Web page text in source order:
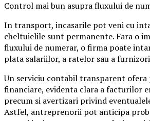
Control mai bun asupra fluxului de
In transport, incasarile pot veni cu
cheltuielile sunt permanente. Fara o
fluxului de numerar, o firma poate
plata salariilor, a ratelor sau a
Un serviciu contabil transparent ofera
financiare, evidenta clara a facturilor
precum si avertizari privind
Astfel, antreprenorii pot anticipa